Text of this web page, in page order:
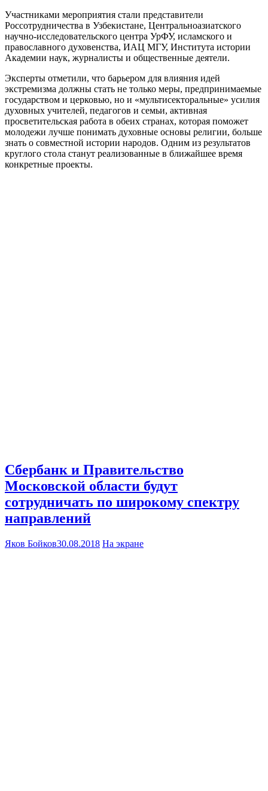
Участниками мероприятия стали представители
Россотрудничества в Узбекистане, Центральноазиатского
научно-исследовательского центра УрФУ, исламского и
православного духовенства, ИАЦ МГУ, Института истории
Академии наук, журналисты и общественные деятели.
Эксперты отметили, что барьером для влияния идей
экстремизма должны стать не только меры, предпринимаемые
государством и церковью, но и «мультисекторальные» усилия
духовных учителей, педагогов и семьи, активная
просветительская работа в обеих странах, которая поможет
молодежи лучше понимать духовные основы религии, больше
знать о совместной истории народов. Одним из результатов
круглого стола станут реализованные в ближайшее время
конкретные проекты.
Сбербанк и Правительство
Московской области будут
сотрудничать по широкому спектру
направлений
Яков Бойков30.08.2018 На экране